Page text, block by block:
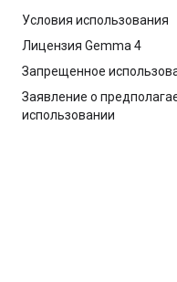
Условия использования
Лицензия Gemma 4
Запрещенное
Заявление о
использовании